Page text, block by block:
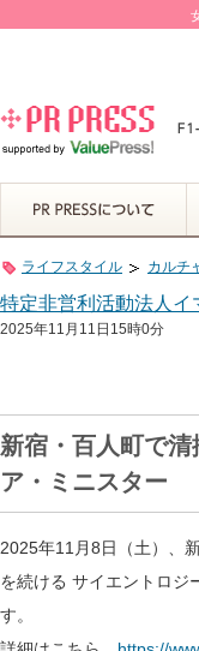
ライフスタイル カルチ
特定非営利活動法人イ
2025年11月11日15時0分
新宿・百人町で
ア・ミニスター
2025年11月8日（土）、
を続ける サイエントロジ
す。